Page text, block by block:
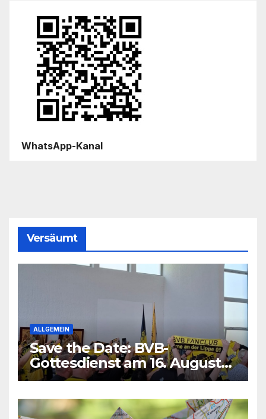
WhatsApp-Kanal
Versäumt
ALLGEMEIN
Save the Date: BVB-
Gottesdienst am 16. August
2026